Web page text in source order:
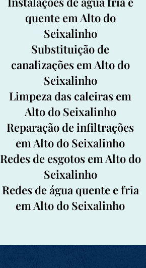
quente em Alto do
Seixalinho
Substituição de
canalizações em Alto do
Seixalinho
Limpeza das caleiras em
Alto do Seixalinho
Reparação de infiltrações
em Alto do Seixalinho
Redes de esgotos em Alto do
Seixalinho
Redes de água quente e fria
em Alto do Seixalinho